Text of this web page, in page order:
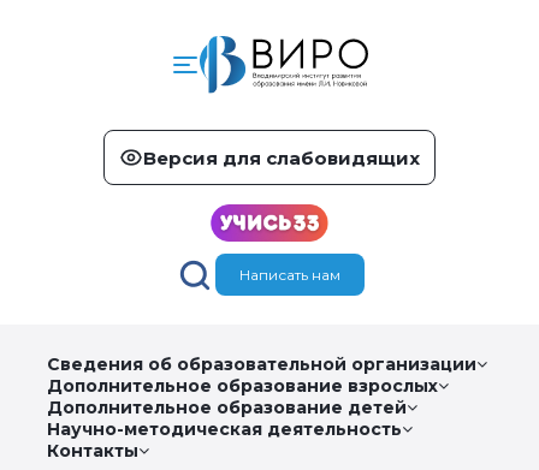
Версия для слабовидящих
Написать нам
Сведения об образовательной организации
Дополнительное образование взрослых
Дополнительное образование детей
Научно-методическая деятельность
Контакты